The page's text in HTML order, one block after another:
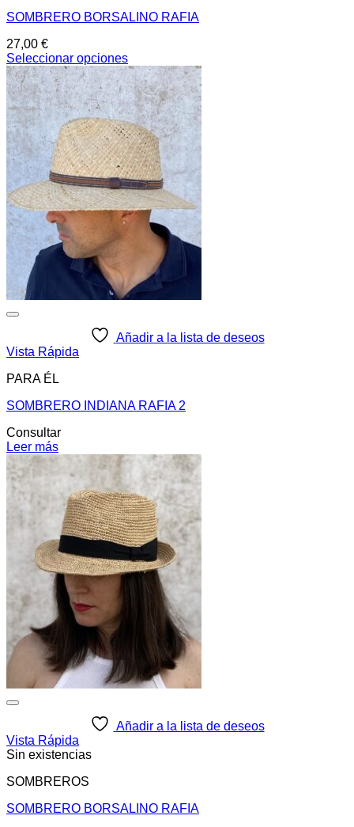
SOMBRERO BORSALINO RAFIA
27,00 €
Seleccionar opciones
Este
producto
tiene
múltiples
variantes.
Las
opciones
pueden
elegir
en
la
página
de
producto
Añadir a la lista de deseos
Vista Rápida
PARA ÉL
SOMBRERO INDIANA RAFIA 2
Consultar
Leer más
Añadir a la lista de deseos
Vista Rápida
Sin existencias
SOMBREROS
SOMBRERO BORSALINO RAFIA